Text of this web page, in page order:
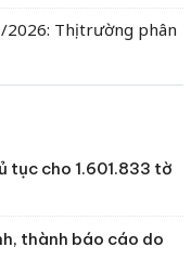
2026: Thị trường phân
tục cho 1.601.833 tờ
thành báo cáo do